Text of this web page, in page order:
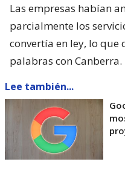
Las empresas habían
parcialmente los
convertía en ley, lo que
palabras con Canberra.
Lee también...